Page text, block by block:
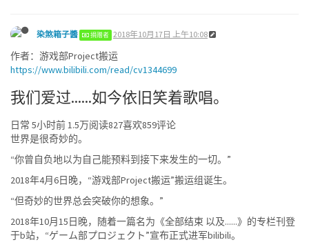
染煞箱子醬 捐赠者 2018年10月17日 上午10:08
作者：游戏部Project搬运
https://www.bilibili.com/read/cv1344699
我们爱过......如今依旧笑着歌唱。
日常 5小时前 1.5万阅读827喜欢859评论
世界是很奇妙的。
“你曾自负地以为自己能预料到接下来发生的一切。”
2018年4月6日晚，“游戏部Project搬运”搬运组诞生。
“但奇妙的世界总会突破你的想象。”
2018年10月15日晚，随着一篇名为《全部结束 以及......》的专栏刊登
于b站，“ゲーム部プロジェクト”宣布正式进军bilibili。